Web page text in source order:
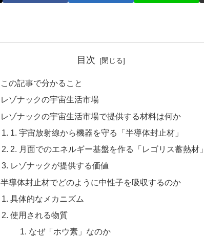
目次
この記事で分かること
レゾナックの宇宙生活市場
レゾナックの宇宙生活市場で提供する材料は何か
1. 宇宙放射線から機器を守る「半導体封止材」
2. 月面でのエネルギー基盤を作る「レゴリス蓄熱材」
レゾナックが提供する価値
半導体封止材でどのように中性子を吸収するのか
具体的なメカニズム
使用される物質
なぜ「ホウ素」なのか